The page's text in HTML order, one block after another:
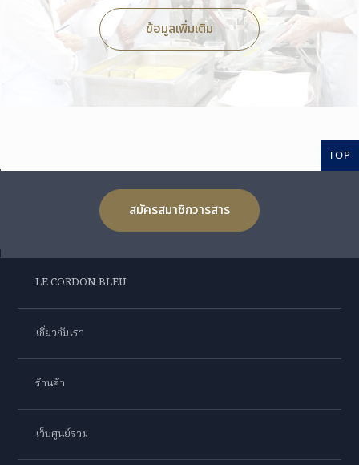
ข้อมูลเพิ่มเติม
TOP
สมัครสมาชิกวารสาร
LE CORDON BLEU
เกี่ยวกับเรา
ร้านค้า
เว็บศูนย์รวม